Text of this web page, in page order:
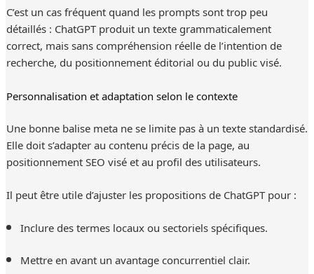
C’est un cas fréquent quand les prompts sont trop peu
détaillés : ChatGPT produit un texte grammaticalement
correct, mais sans compréhension réelle de l’intention de
recherche, du positionnement éditorial ou du public visé.
Personnalisation et adaptation selon le contexte
Une bonne balise meta ne se limite pas à un texte standardisé.
Elle doit s’adapter au contenu précis de la page, au
positionnement SEO visé et au profil des utilisateurs.
Il peut être utile d’ajuster les propositions de ChatGPT pour :
Inclure des termes locaux ou sectoriels spécifiques.
Mettre en avant un avantage concurrentiel clair.